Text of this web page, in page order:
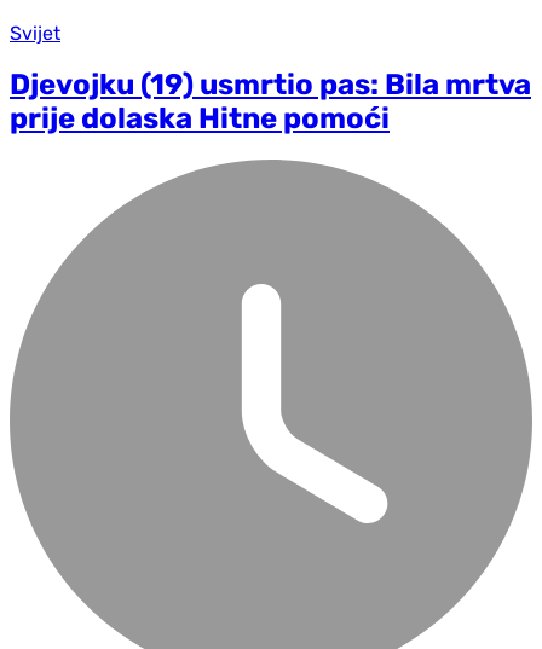
Svijet
Djevojku (19) usmrtio pas: Bila mrtva
prije dolaska Hitne pomoći